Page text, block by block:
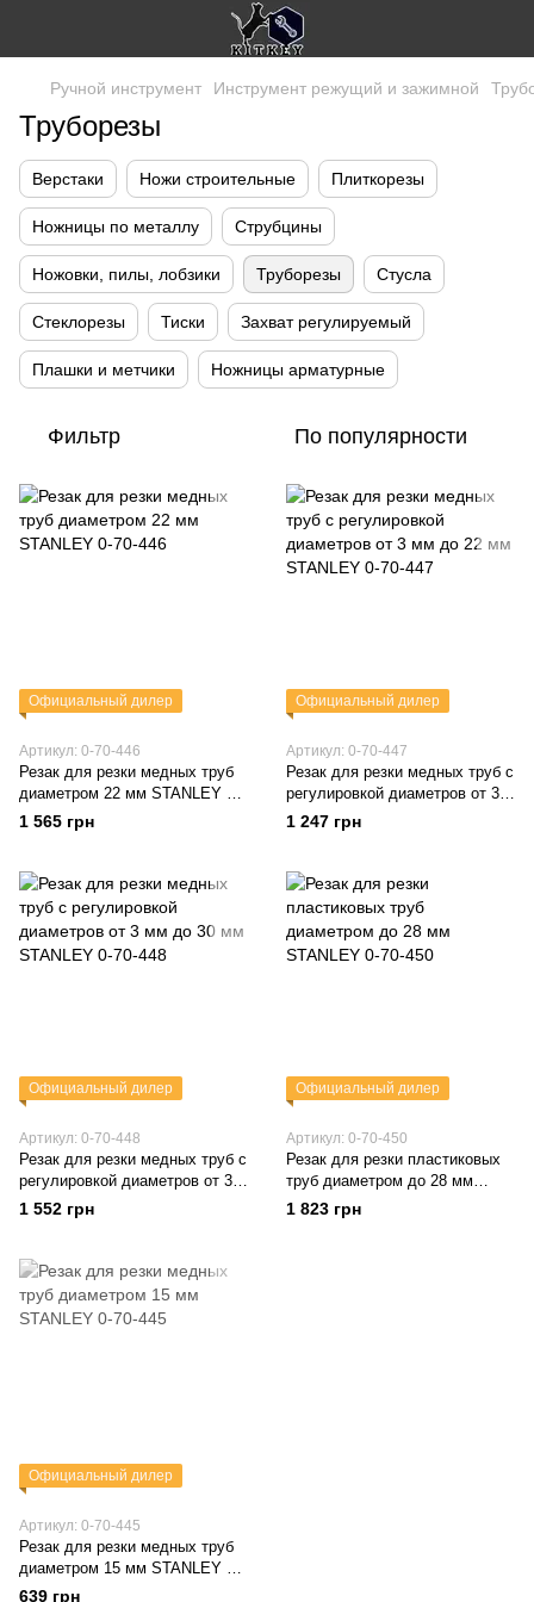
Ручной инструмент Инструмент режущий и зажимной
Труборезы
Верстаки Ножи строительные Плиткорезы
Ножницы по металлу Струбцины
Ножовки, пилы, лобзики Труборезы Стусла
Стеклорезы Тиски Захват регулируемый
Плашки и метчики Ножницы арматурные
Фильтр По популярности
Официальный дилер
Артикул: 0-70-446
Резак для резки медных труб
диаметром 22 мм STANLEY 0-
70-446
1 565 грн
Официальный дилер
Артикул: 0-70-447
Резак для резки медных труб с
регулировкой диаметров от 3
мм до 22 мм STANLEY 0-70-
1 247 грн
Официальный дилер
Артикул: 0-70-448
Резак для резки медных труб с
регулировкой диаметров от 3
мм до 30 мм STANLEY 0-70-
1 552 грн
Официальный дилер
Артикул: 0-70-450
Резак для резки пластиковых
труб диаметром до 28 мм
STANLEY 0-70-450
1 823 грн
Официальный дилер
Артикул: 0-70-445
Резак для резки медных труб
диаметром 15 мм STANLEY 0-
70-445
639 грн